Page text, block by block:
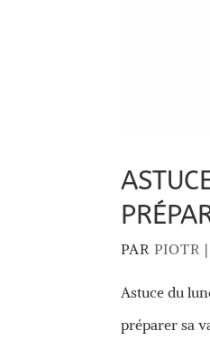
PARPIOTR
Astuce du
préparer sa